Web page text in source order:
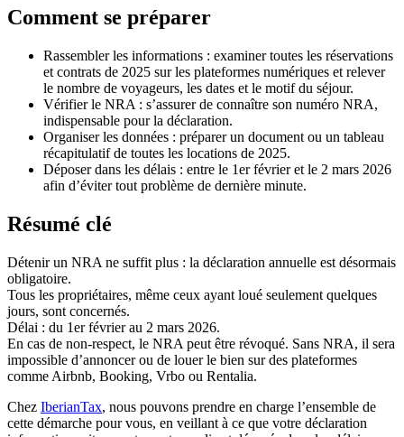
Comment se préparer
Rassembler les informations : examiner toutes les réservations
et contrats de 2025 sur les plateformes numériques et relever
le nombre de voyageurs, les dates et le motif du séjour.
Vérifier le NRA : s’assurer de connaître son numéro NRA,
indispensable pour la déclaration.
Organiser les données : préparer un document ou un tableau
récapitulatif de toutes les locations de 2025.
Déposer dans les délais : entre le 1er février et le 2 mars 2026
afin d’éviter tout problème de dernière minute.
Résumé clé
Détenir un NRA ne suffit plus : la déclaration annuelle est désormais
obligatoire.
Tous les propriétaires, même ceux ayant loué seulement quelques
jours, sont concernés.
Délai : du 1er février au 2 mars 2026.
En cas de non-respect, le NRA peut être révoqué. Sans NRA, il sera
impossible d’annoncer ou de louer le bien sur des plateformes
comme Airbnb, Booking, Vrbo ou Rentalia.
Chez IberianTax, nous pouvons prendre en charge l’ensemble de
cette démarche pour vous, en veillant à ce que votre déclaration